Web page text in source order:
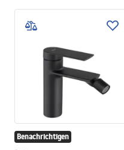
Benachrichtigen